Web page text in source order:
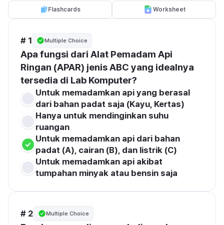
Flashcards Worksheet
# 1 Multiple Choice
Apa fungsi dari Alat Pemadam Api
Ringan (APAR) jenis ABC yang idealnya
tersedia di Lab Komputer?
Untuk memadamkan api yang berasal
dari bahan padat saja (Kayu, Kertas)
Hanya untuk mendinginkan suhu
ruangan
Untuk memadamkan api dari bahan
padat (A), cairan (B), dan listrik (C)
Untuk memadamkan api akibat
tumpahan minyak atau bensin saja
# 2 Multiple Choice